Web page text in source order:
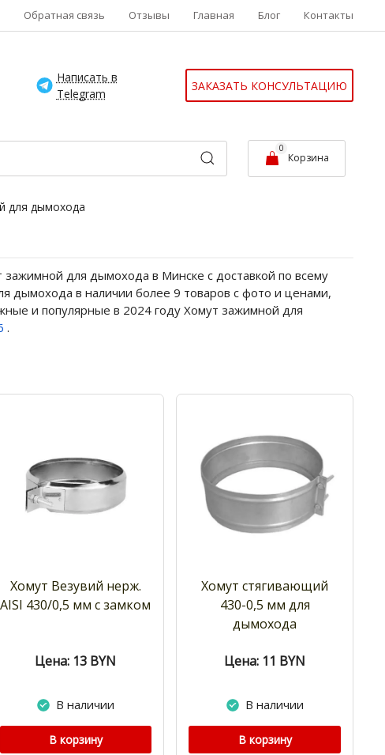
Обратная связь Отзывы Главная Блог Контакты
Написать в
Telegram
ЗАКАЗАТЬ КОНСУЛЬТАЦИЮ
0
Корзина
для дымохода
для дымохода в Минске с доставкой по всему
дымохода в наличии более 9 товаров с фото и ценами,
и популярные в 2024 году Хомут зажимной для
.
Хомут Везувий нерж.
AISI 430/0,5 мм с замком
Цена: 13 BYN
В наличии
В корзину
Хомут стягивающий
430-0,5 мм для
дымохода
Цена: 11 BYN
В наличии
В корзину